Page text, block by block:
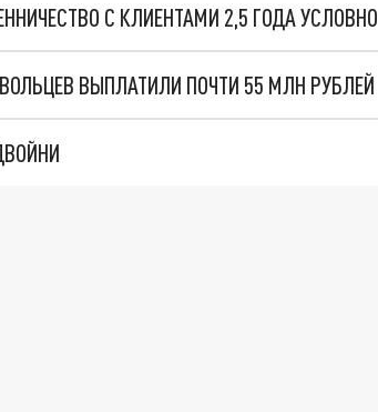
С КЛИЕНТАМИ 2,5 ГОДА УСЛОВНО
ВЫПЛАТИЛИ ПОЧТИ 55 МЛН РУБЛЕЙ